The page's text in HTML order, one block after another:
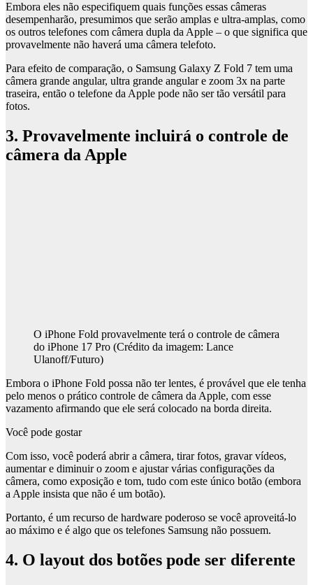
Embora eles não especifiquem quais funções essas câmeras
desempenharão, presumimos que serão amplas e ultra-amplas, como
os outros telefones com câmera dupla da Apple – o que significa que
provavelmente não haverá uma câmera telefoto.
Para efeito de comparação, o Samsung Galaxy Z Fold 7 tem uma
câmera grande angular, ultra grande angular e zoom 3x na parte
traseira, então o telefone da Apple pode não ser tão versátil para
fotos.
3. Provavelmente incluirá o controle de
câmera da Apple
O iPhone Fold provavelmente terá o controle de câmera
do iPhone 17 Pro (Crédito da imagem: Lance
Ulanoff/Futuro)
Embora o iPhone Fold possa não ter lentes, é provável que ele tenha
pelo menos o prático controle de câmera da Apple, com esse
vazamento afirmando que ele será colocado na borda direita.
Você pode gostar
Com isso, você poderá abrir a câmera, tirar fotos, gravar vídeos,
aumentar e diminuir o zoom e ajustar várias configurações da
câmera, como exposição e tom, tudo com este único botão (embora
a Apple insista que não é um botão).
Portanto, é um recurso de hardware poderoso se você aproveitá-lo
ao máximo e é algo que os telefones Samsung não possuem.
4. O layout dos botões pode ser diferente